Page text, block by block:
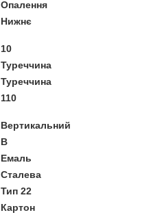
Опалення
Нижнє
10
Туреччина
Туреччина
110
Вертикальний
В
Емаль
Сталева
Тип 22
Картон